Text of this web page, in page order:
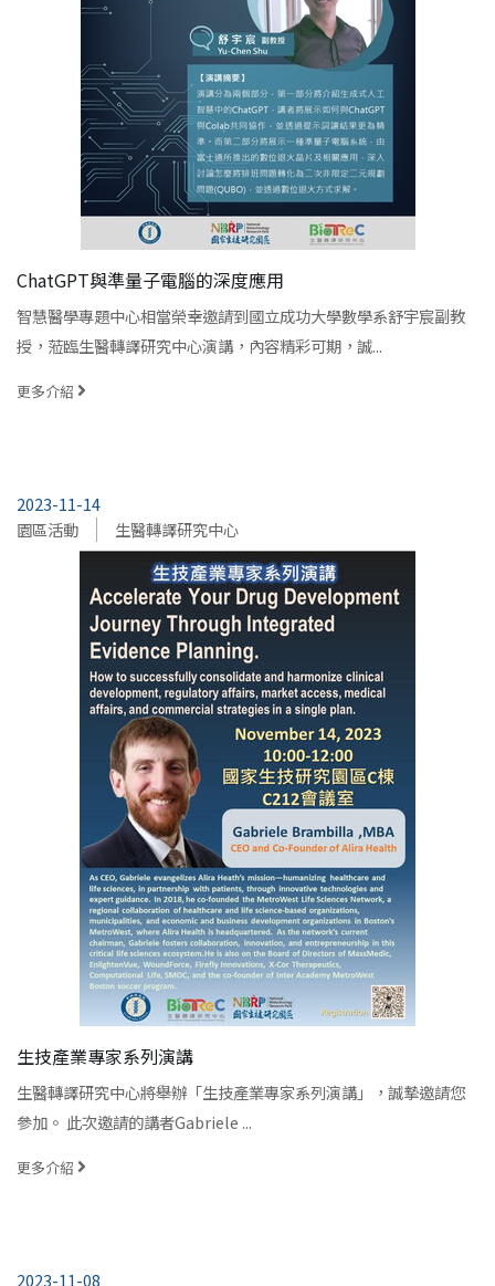
ChatGPT與準量子電腦的深度應用
智慧醫學專題中心相當榮幸邀請到國立成功大學數學系舒宇宸副教
授，蒞臨生醫轉譯研究中心演講，內容精彩可期，誠...
更多介紹
2023-11-14
園區活動
生醫轉譯研究中心
生技產業專家系列演講
生醫轉譯研究中心將舉辦「生技產業專家系列演講」，誠摯邀請您
參加。 此次邀請的講者Gabriele ...
更多介紹
2023-11-08